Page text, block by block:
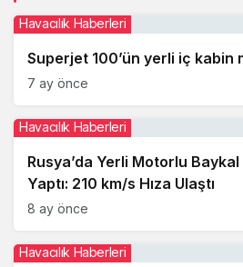
Superjet 100’ün yerli iç kabin
Havacılık Haberleri
7 ay önce
Rusya’da Yerli Motorlu
Yaptı: 210 km/s Hıza Ulaştı
Havacılık Haberleri
8 ay önce
Havacılık Haberleri